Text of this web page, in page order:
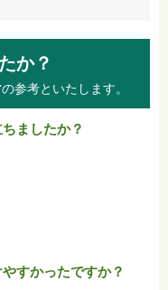
か？
参考といたします。
ましたか？
すかったですか？